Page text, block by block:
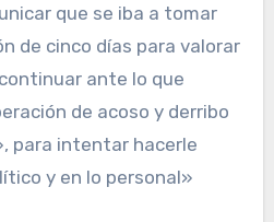
que se iba a tomar
de cinco días para valorar
ante lo que
de acoso y derribo
para intentar hacerle
y en lo personal»